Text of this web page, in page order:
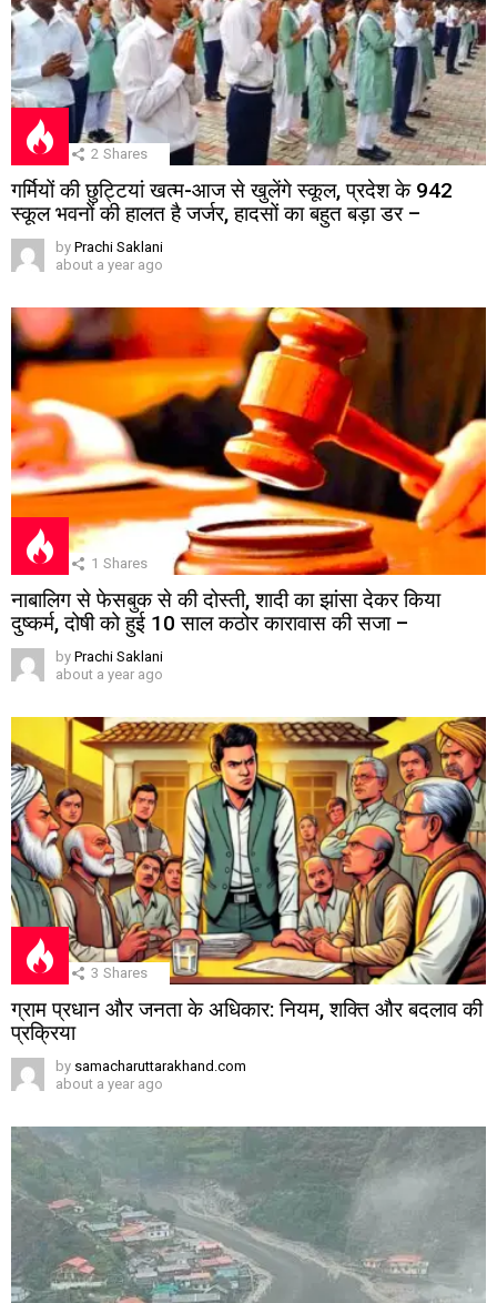
2 Shares
गर्मियों की छुट्टियां खत्म-आज से खुलेंगे स्कूल, प्रदेश के 942
स्कूल भवनों की हालत है जर्जर, हादसों का बहुत बड़ा डर –
by Prachi Saklani
about a year ago
1 Shares
नाबालिग से फेसबुक से की दोस्ती, शादी का झांसा देकर किया
दुष्कर्म, दोषी को हुई 10 साल कठोर कारावास की सजा –
by Prachi Saklani
about a year ago
3 Shares
ग्राम प्रधान और जनता के अधिकार: नियम, शक्ति और बदलाव की
प्रक्रिया
by samacharuttarakhand.com
about a year ago